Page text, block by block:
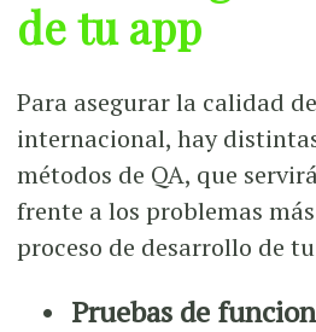
de tu app
Para asegurar la calidad
internacional, hay
métodos de QA, que
frente a los problemas
proceso de desarrollo de
Pruebas de